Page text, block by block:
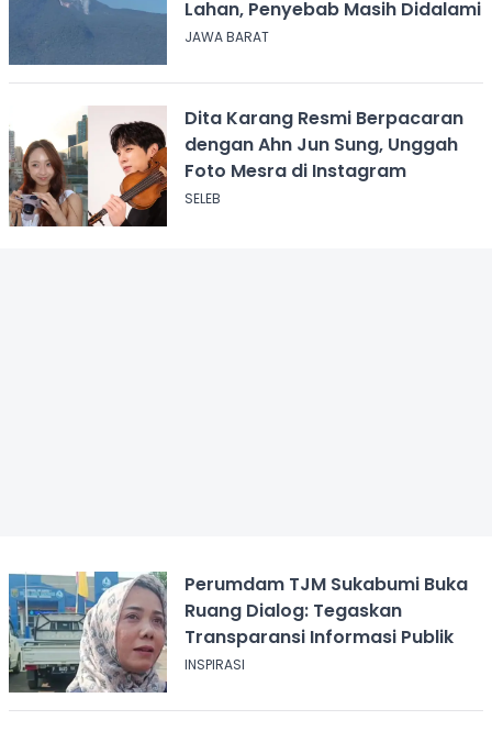
Lahan, Penyebab Masih Didalami
JAWA BARAT
Dita Karang Resmi Berpacaran
dengan Ahn Jun Sung, Unggah
Foto Mesra di Instagram
SELEB
Perumdam TJM Sukabumi Buka
Ruang Dialog: Tegaskan
Transparansi Informasi Publik
INSPIRASI